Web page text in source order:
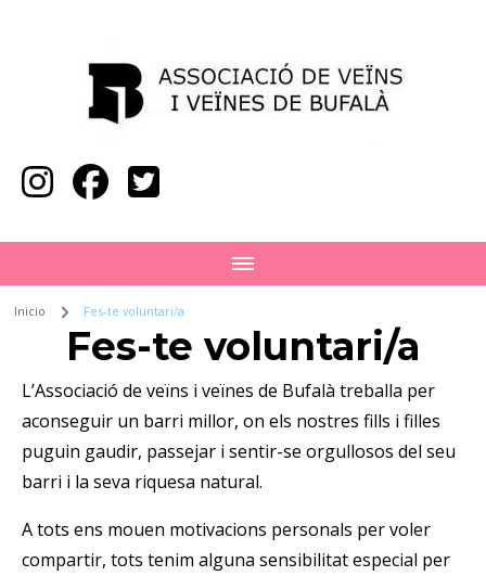
Inicio Fes-te voluntari/a
Fes-te voluntari/a
L’Associació de veïns i veïnes de Bufalà treballa per
aconseguir un barri millor, on els nostres fills i filles
puguin gaudir, passejar i sentir-se orgullosos del seu
barri i la seva riquesa natural.
A tots ens mouen motivacions personals per voler
compartir, tots tenim alguna sensibilitat especial per